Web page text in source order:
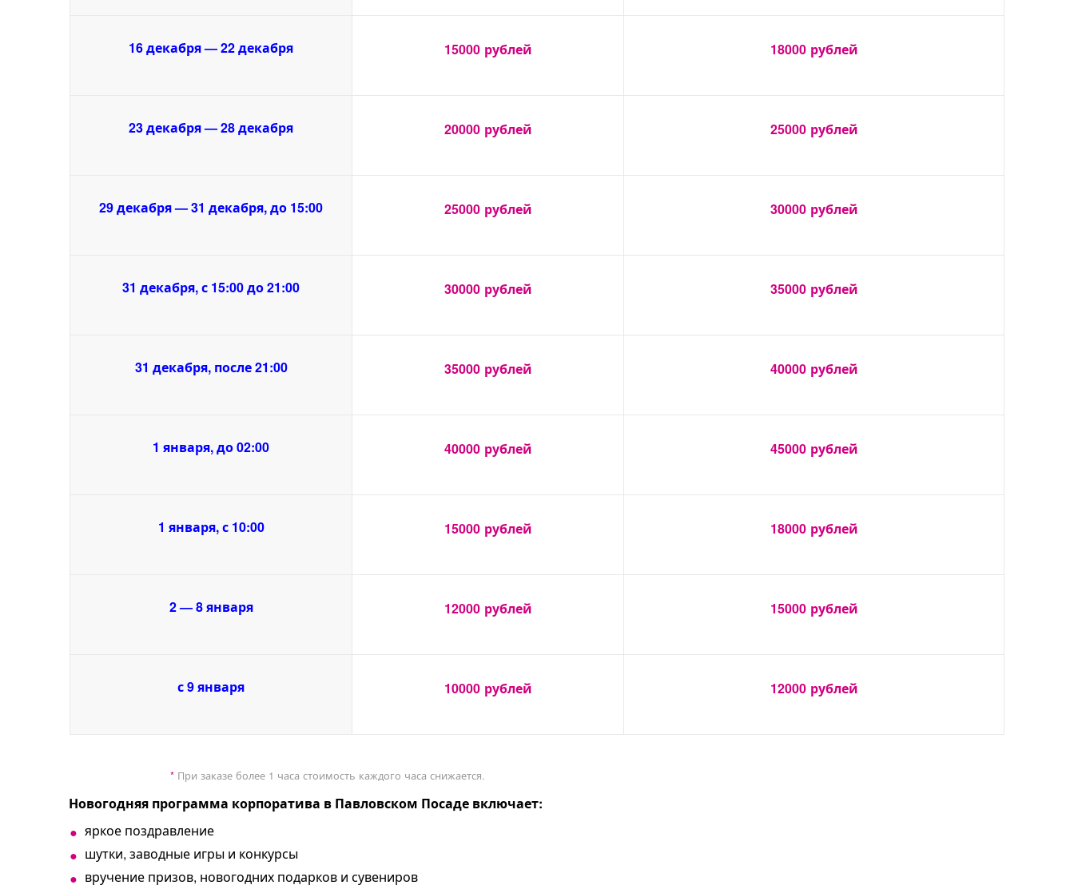
16 декабря — 22 декабря 15000 рублей 18000 рублей
23 декабря — 28 декабря 20000 рублей 25000 рублей
29 декабря — 31 декабря, до 15:00 25000 рублей 30000 рублей
31 декабря, с 15:00 до 21:00 30000 рублей 35000 рублей
31 декабря, после 21:00 35000 рублей 40000 рублей
1 января, до 02:00 40000 рублей 45000 рублей
1 января, с 10:00 15000 рублей 18000 рублей
2 — 8 января 12000 рублей 15000 рублей
с 9 января 10000 рублей 12000 рублей
*При заказе более 1 часа стоимость каждого часа снижается.
Новогодняя программа корпоратива в Павловском Посаде включает:
яркое поздравление
шутки, заводные игры и конкурсы
вручение призов, новогодних подарков и сувениров